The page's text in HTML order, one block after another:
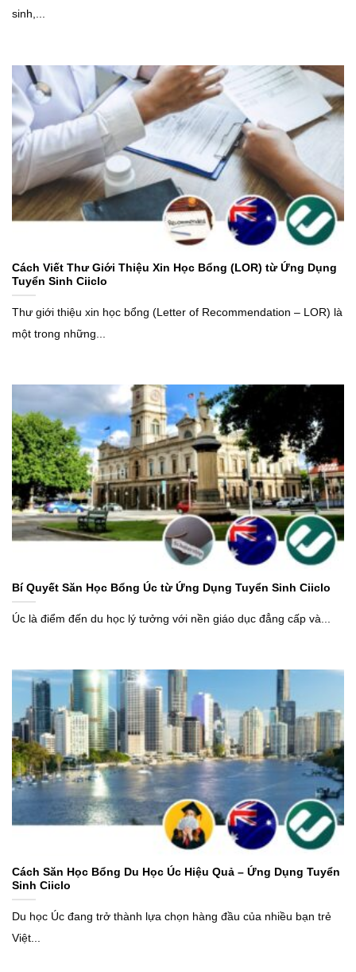
sinh,...
Cách Viết Thư Giới Thiệu Xin Học Bổng (LOR) từ Ứng Dụng
Tuyển Sinh Ciiclo
Thư giới thiệu xin học bổng (Letter of Recommendation – LOR) là
một trong những...
Bí Quyết Săn Học Bổng Úc từ Ứng Dụng Tuyển Sinh Ciiclo
Úc là điểm đến du học lý tưởng với nền giáo dục đẳng cấp và...
Cách Săn Học Bổng Du Học Úc Hiệu Quả – Ứng Dụng Tuyển
Sinh Ciiclo
Du học Úc đang trở thành lựa chọn hàng đầu của nhiều bạn trẻ
Việt...